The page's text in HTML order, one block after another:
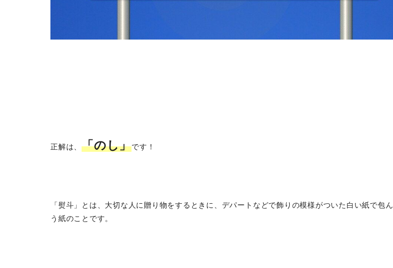
正解は、「のし」です！
「熨斗」とは、大切な人に贈り物をするときに、デパートなどで飾りの模様がついた白い紙で包
う紙のことです。